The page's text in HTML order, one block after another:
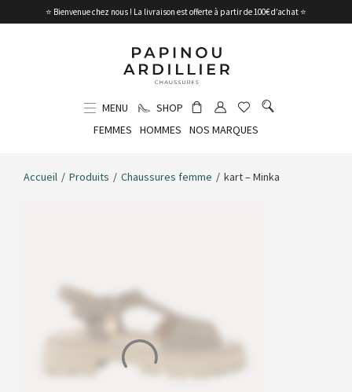
⭐ Bienvenue chez nous ! La livraison est offerte à partir de 100€ d’achat ⭐
MENU
SHOP
FEMMES
HOMMES NOS MARQUES
Accueil / Produits / Chaussures femme / kart – Minka